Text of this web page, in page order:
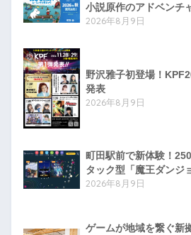
小説原作のアドベンチ
2026年8月9日
野沢雅子初登場！
発表
2026年8月9日
町田駅前で新体験！
タック型「魔王ダンジ
2026年8月9日
ゲームが地域を繋ぐ新